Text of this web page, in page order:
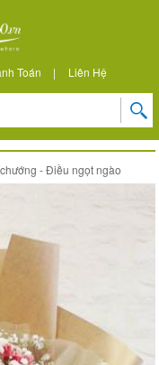
Toán | Liên Hệ
- Điều ngọt ngào